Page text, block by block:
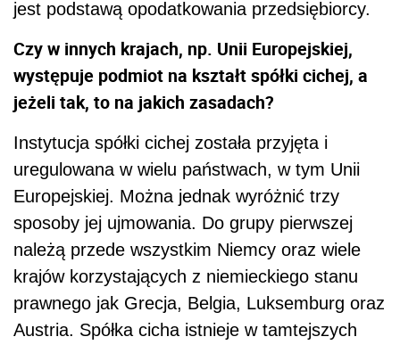
jest podstawą opodatkowania przedsiębiorcy.
Czy w innych krajach, np. Unii Europejskiej,
występuje podmiot na kształt spółki cichej, a
jeżeli tak, to na jakich zasadach?
Instytucja spółki cichej została przyjęta i
uregulowana w wielu państwach, w tym Unii
Europejskiej. Można jednak wyróżnić trzy
sposoby jej ujmowania. Do grupy pierwszej
należą przede wszystkim Niemcy oraz wiele
krajów korzystających z niemieckiego stanu
prawnego jak Grecja, Belgia, Luksemburg oraz
Austria. Spółka cicha istnieje w tamtejszych